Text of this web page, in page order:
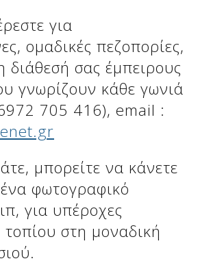
για
ομαδικές πεζοπορίες,
διάθεσή σας έμπειρους
γνωρίζουν κάθε γωνιά
705 416), email :
μπορείτε να κάνετε
φωτογραφικό
για υπέροχες
στη μοναδική